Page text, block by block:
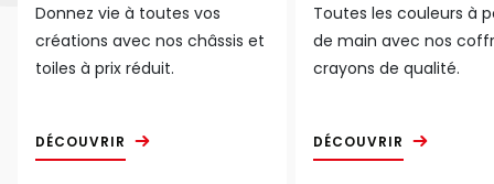
Donnez vie à toutes vos
créations avec nos châssis et
toiles à prix réduit.
DÉCOUVRIR
Toutes les couleurs à
de main avec nos
crayons de qualité.
DÉCOUVRIR